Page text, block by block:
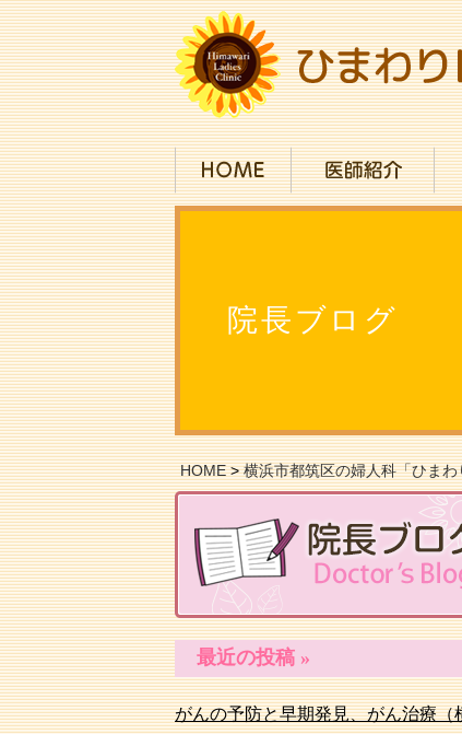
院長ブログ
HOME>横浜市都筑区の婦人科「ひま
最近の投稿 »
がんの予防と早期発見、がん治療（